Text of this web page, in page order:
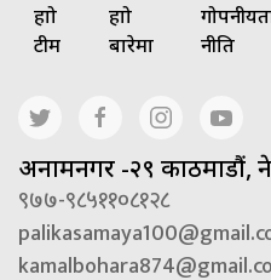
हाम्रो
टीम
हाम्रो
बारेमा
नीति
अनामनगर -२९ काठमाडौं,
९७७-९८५११०८१२८